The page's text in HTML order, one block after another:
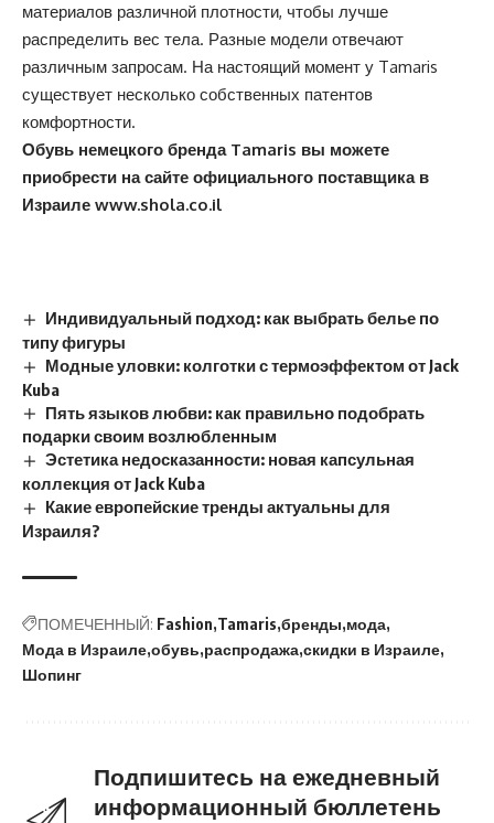
материалов различной плотности, чтобы лучше
распределить вес тела. Разные модели отвечают
различным запросам. На настоящий момент у Tamaris
существует несколько собственных патентов
комфортности.
Обувь немецкого бренда Tamaris вы можете
приобрести на сайте официального поставщика в
Израиле www.shola.co.il
Индивидуальный подход: как выбрать белье по
типу фигуры
Модные уловки: колготки с термоэффектом от Jack
Kuba
Пять языков любви: как правильно подобрать
подарки своим возлюбленным
Эстетика недосказанности: новая капсульная
коллекция от Jack Kuba
Какие европейские тренды актуальны для
Израиля?
ПОМЕЧЕННЫЙ: Fashion Tamaris бренды мода
Мода в Израиле обувь распродажа скидки в Израиле
Шопинг
Подпишитесь на ежедневный
информационный бюллетень